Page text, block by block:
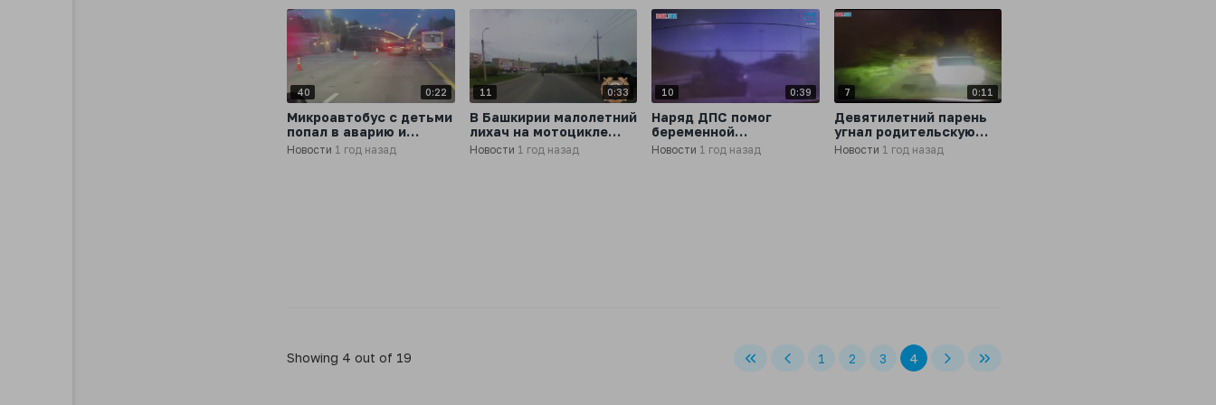
40 0:22
Микроавтобус с детьми
попал в аварию и
перевернулся на
трассе М-12 в
Новости 1 год назад
11 0:33
В Башкирии малолетний
лихач на мотоцикле
пытался удрать от ДПС
Новости 1 год назад
10 0:39
Наряд ДПС помог
беременной
петербурженке родить
прямо в «лексусе» мужа
Новости 1 год назад
7 0:11
Девятилетний парень
угнал родительскую
«шестерку» и устроил
гонки с ДПС
Новости 1 год назад
Showing 4 out of 19 1 2 3 4